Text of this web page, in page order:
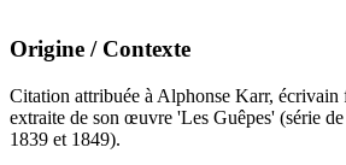
Origine / Contexte
Citation attribuée à Alphonse Karr,
extraite de son œuvre 'Les Guêpes' (série
1839 et 1849).